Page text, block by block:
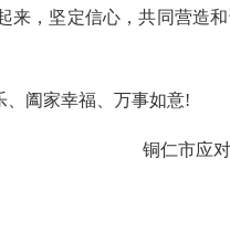
来，坚定信心，共同营造
、阖家幸福、万事如意!
铜仁市应